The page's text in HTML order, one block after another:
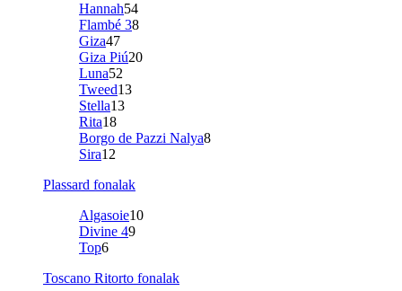
Hannah54
Flambé 38
Giza47
Giza Piú20
Luna52
Tweed13
Stella13
Rita18
Borgo de Pazzi Nalya8
Sira12
Plassard fonalak
Algasoie10
Divine 49
Top6
Toscano Ritorto fonalak